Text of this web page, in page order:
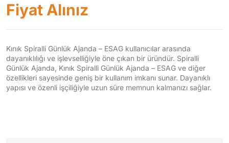
Fiyat Alınız
Kınık Spiralli Günlük Ajanda – ESAG kullanıcılar arasında
dayanıklılığı ve işlevselliğiyle öne çıkan bir üründür. Spiralli
Günlük Ajanda, Kınık Spiralli Günlük Ajanda – ESAG ve diğer
özellikleri sayesinde geniş bir kullanım imkanı sunar. Dayanıklı
yapısı ve özenli işçiliğiyle uzun süre memnun kalmanızı sağlar.